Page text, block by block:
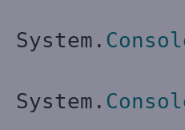
System.
System.